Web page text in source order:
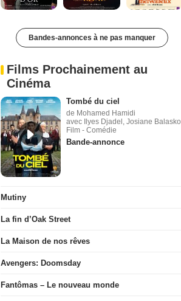
Bandes-annonces à ne pas manquer
Films Prochainement au
Cinéma
Tombé du ciel
de Mohamed Hamidi
avec Ilyes Djadel, Josiane Balasko
Film - Comédie
Bande-annonce
Mutiny
La fin d’Oak Street
La Maison de nos rêves
Avengers: Doomsday
Fantômas – Le nouveau monde